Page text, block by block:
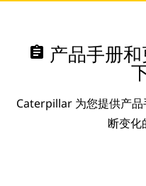
assignment 产品手册
Caterpillar 为您提供产
断变化